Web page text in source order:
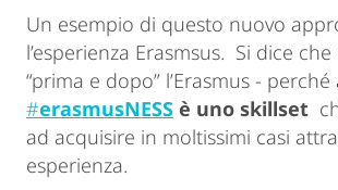
Un esempio di questo nuovo
l’esperienza Erasmsus. Si dice che
“prima e dopo” l’Erasmus -
#erasmusNESS è uno skillset
ad acquisire in moltissimi casi
esperienza.